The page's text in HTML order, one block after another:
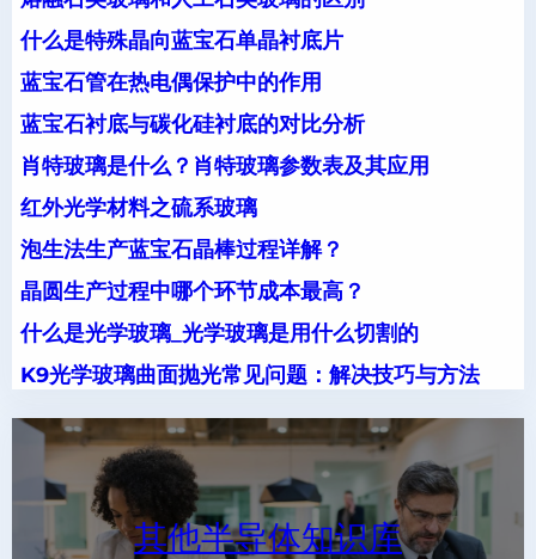
什么是特殊晶向蓝宝石单晶衬底片
蓝宝石管在热电偶保护中的作用
蓝宝石衬底与碳化硅衬底的对比分析
肖特玻璃是什么？肖特玻璃参数表及其应用
红外光学材料之硫系玻璃
泡生法生产蓝宝石晶棒过程详解？
晶圆生产过程中哪个环节成本最高？
什么是光学玻璃_光学玻璃是用什么切割的
K9光学玻璃曲面抛光常见问题：解决技巧与方法
其他半导体知识库